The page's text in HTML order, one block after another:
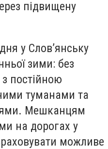
підвищену
у Слов’янську
зими: без
постійною
туманами та
Мешканцям
на дорогах у
можливе